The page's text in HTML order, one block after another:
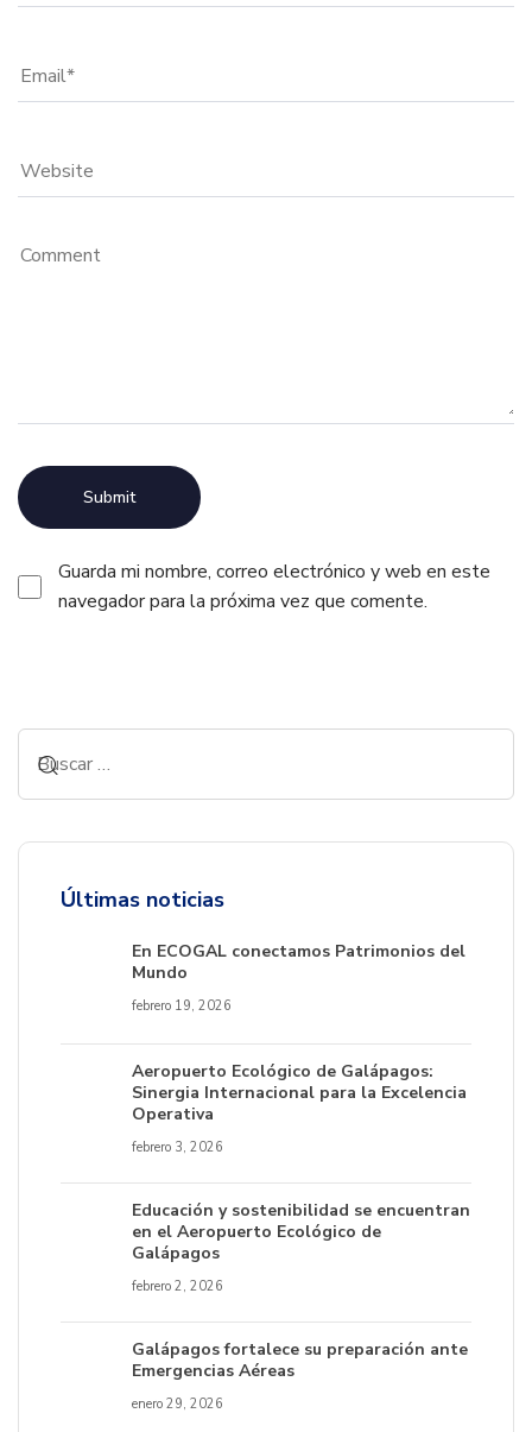
Guarda mi nombre, correo electrónico y web en este
navegador para la próxima vez que comente.
Últimas noticias
En ECOGAL conectamos Patrimonios del
Mundo
febrero 19, 2026
Aeropuerto Ecológico de Galápagos:
Sinergia Internacional para la Excelencia
Operativa
febrero 3, 2026
Educación y sostenibilidad se encuentran
en el Aeropuerto Ecológico de
Galápagos
febrero 2, 2026
Galápagos fortalece su preparación ante
Emergencias Aéreas
enero 29, 2026